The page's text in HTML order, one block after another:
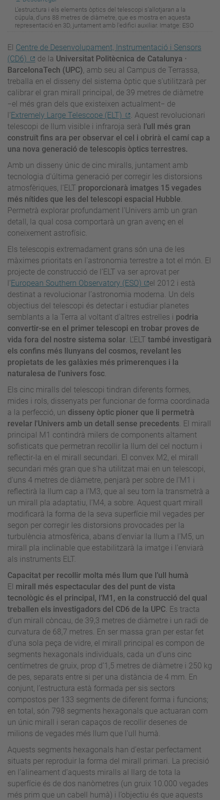
L'estructura i els elements òptics del telescopi s'allotjaran a la
cúpula, d'uns 88 metres de diàmetre, que es mostra en aquesta
representació en 3D, juntament amb l'edifici auxiliar. Imatge: ESO
El Centre de Desenvolupament, Instrumentació i Sensors
(CD6)
de la Universitat Politècnica de Catalunya ·
BarcelonaTech (UPC) , amb seu al Campus de Terrassa,
treballa en el disseny del sistema òptic que s'utilitzarà per
calibrar el gran mirall principal, de 39 metres de diàmetre
−el més gran dels que existeixen actualment− de
l’Extremely Large Telescope (ELT)
. Aquest revolucionari
telescopi de llum visible i infraroja serà l’ull més gran
construït fins ara per observar el cel i obrirà el camí cap a
una nova generació de telescopis òptics terrestres.
Amb un disseny únic de cinc miralls, juntament amb
tecnologia d'última generació per corregir les distorsions
atmosfèriques, l’ELT proporcionarà imatges 15 vegades
més nítides que les del telescopi espacial Hubble
Permetrà explorar profundament l'Univers amb un gran
detall, la qual cosa comportarà un gran avenç en el
coneixement astrofísic.
Els telescopis extremadament grans són una de les
màximes prioritats en l'astronomia terrestre a tot el món. El
projecte de construcció de l’ELT va ser aprovat per
l’European Southern Observatory (ESO)
el 2012 i està
destinat a revolucionar l’astronomia moderna. Un dels
objectius del telescopi és detectar i estudiar planetes
semblants a la Terra al voltant d'altres estrelles i podria
convertir-se en el primer telescopi en trobar proves de
vida fora del nostre sistema solar . L’ELT també investigarà
els confins més llunyans del cosmos, revelant les
propietats de les galàxies més primerenques i la
naturalesa de l'univers fosc
Els cinc miralls del telescopi tindran diferents formes,
mides i rols, dissenyats per funcionar de forma coordinada
a la perfecció, un disseny òptic pioner que li permetrà
revelar l'Univers amb un detall sense precedents . El mirall
principal M1 contindrà milers de components altament
sofisticats que permetran recollir la llum del cel nocturn i
reflectir-la en el mirall secundari. El convex M2, el mirall
secundari més gran que s'ha utilitzat mai en un telescopi,
d'uns 4 metres de diàmetre, penjarà per sobre de l’M1 i
reflectirà la llum cap a l’M3, que al seu torn la transmetrà a
un mirall pla adaptatiu, l’M4, a sobre. Aquest quart mirall
modificarà la forma de la seva superfície mil vegades per
segon per corregir les distorsions provocades per la
turbulència atmosfèrica, abans d'enviar la llum a l’M5, un
mirall pla inclinable que estabilitzarà la imatge i l'enviarà
als instruments ELT.
Capacitat per recollir molta més llum que l’ull humà
El mirall més espectacular des del punt de vista
tecnològic és el principal, l’M1, en la construcció del qual
treballen els investigadors del CD6 de la UPC . Es tracta
d’un mirall còncau, de 39,3 metres de diàmetre i un radi de
curvatura de 68,7 metres. En ser massa gran per estar fet
d’una sola peça de vidre, el mirall principal es compon de
segments hexagonals individuals, cada un d’uns cinc
centímetres de gruix, prop d’1,5 metres de diàmetre i 250 kg
de pes, separats entre si per una distància de 4 mm. En
conjunt, l’estructura està formada per sis sectors
compostos per 133 segments de diferent forma i funcions;
en total, són 798 segments hexagonals que actuaran com
un únic mirall i seran capaços de recollir desenes de
milions de vegades més llum que l'ull humà.
Aquests segments hexagonals han d’estar perfectament
situats per reproduir la forma del mirall primari. La precisió
en l’alineament d’aquests miralls al llarg de tota la
superfície és de dos nanòmetres (un gruix 10.000 vegades
més prim que un cabell humà) i l’objectiu és que aquests